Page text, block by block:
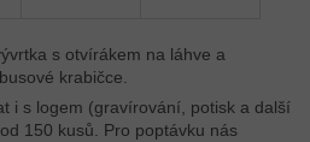
s otvírákem na láhve a
krabičce.
i s logem (gravírování, potisk a další
150 kusů. Pro poptávku nás